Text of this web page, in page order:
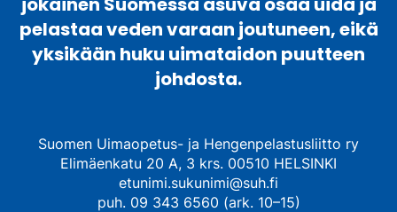
pelastaa veden varaan joutuneen, eikä
yksikään huku uimataidon puutteen
johdosta.
Suomen Uimaopetus- ja Hengenpelastusliitto ry
Elimäenkatu 20 A, 3 krs. 00510 HELSINKI
etunimi.sukunimi@suh.fi
puh. 09 343 6560 (ark. 10–15)